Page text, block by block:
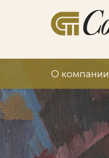
О компании